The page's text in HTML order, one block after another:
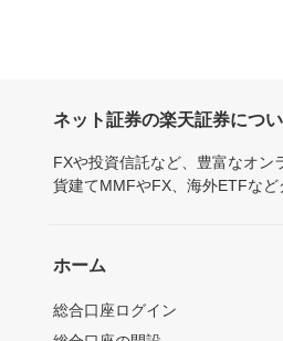
ネット証券の楽天証券につ
FXや投資信託など、豊富なオン
貨建てMMFやFX、海外ETFな
ホーム
総合口座ログイン